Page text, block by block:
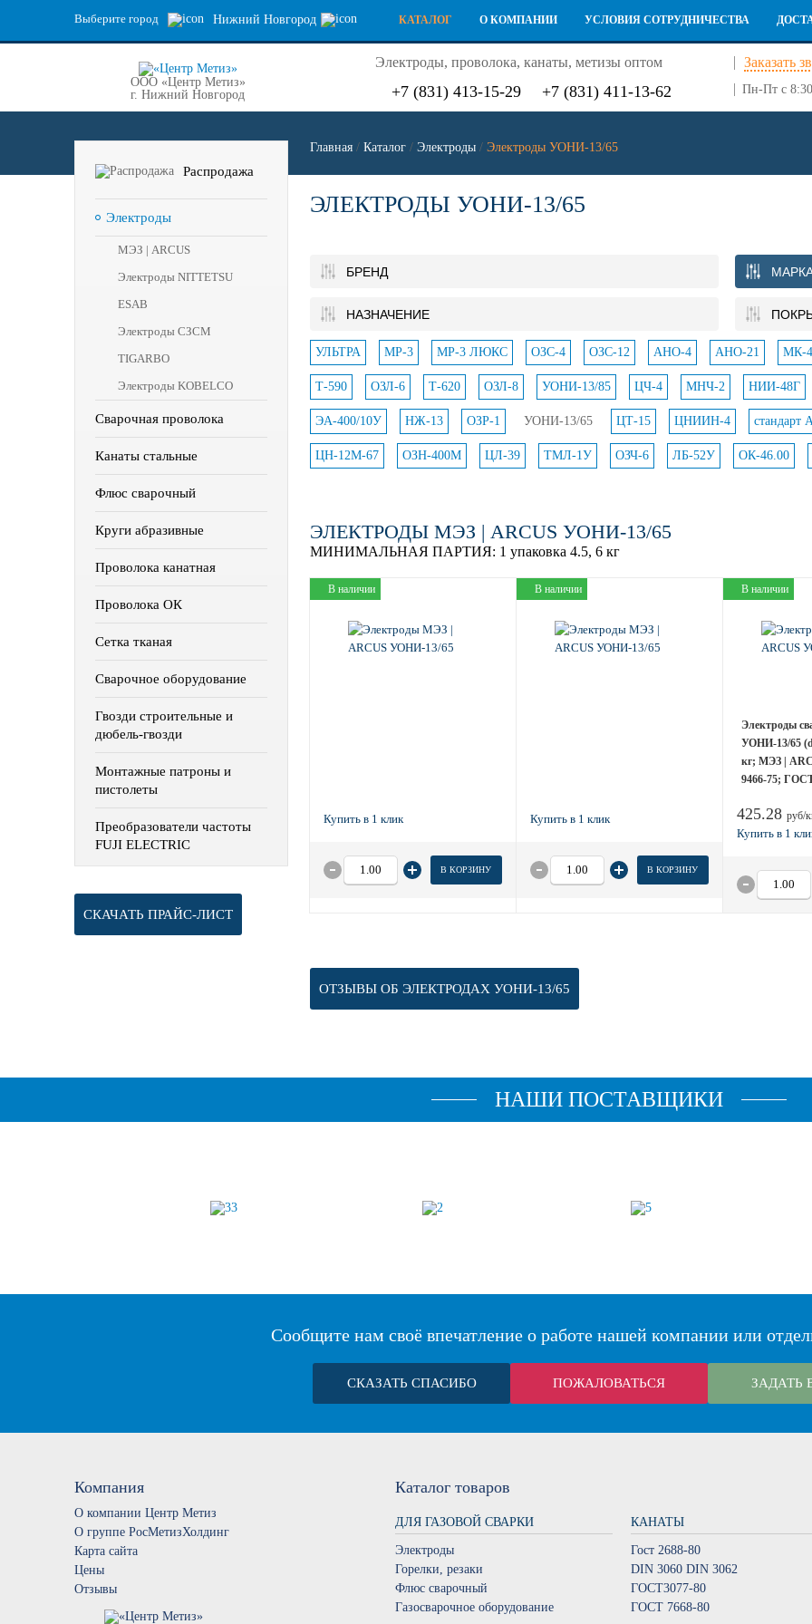
Выберите город Нижний Новгород КАТАЛОГ О КОМПАНИИ УСЛОВИЯ СОТРУДНИЧЕСТВА
ООО «Центр Метиз»
г. Нижний Новгород
Электроды, проволока, канаты, метизы оптом Заказать
+7 (831) 413-15-29 +7 (831) 411-13-62 Пн-Пт с
Распродажа
Электроды
МЭЗ | ARCUS
Электроды NITTETSU
ESAB
Электроды СЗСМ
TIGARBO
Электроды KOBELCO
Сварочная проволока
Канаты стальные
Флюс сварочный
Круги абразивные
Проволока канатная
Проволока ОК
Сетка тканая
Сварочное оборудование
Гвозди строительные и
дюбель-гвозди
Монтажные патроны и
пистолеты
Преобразователи частоты
FUJI ELECTRIC
СКАЧАТЬ ПРАЙС-ЛИСТ
Главная / Каталог / Электроды / Электроды УОНИ-13/65
ЭЛЕКТРОДЫ УОНИ-13/65
БРЕНД
НАЗНАЧЕНИЕ
УЛЬТРА МР-3 МР-3 ЛЮКС ОЗС-4 ОЗС-12 АНО-4 АНО-21 МК-
Т-590 ОЗЛ-6 Т-620 ОЗЛ-8 УОНИ-13/85 ЦЧ-4 МНЧ-2 НИИ-48Г
ЭА-400/10У НЖ-13 ОЗР-1 УОНИ-13/65 ЦТ-15 ЦНИИН-4 стандарт
ЦН-12М-67 ОЗН-400М ЦЛ-39 ТМЛ-1У ОЗЧ-6 ЛБ-52У ОК-46.00
ЭЛЕКТРОДЫ МЭЗ | ARCUS УОНИ-13/65
МИНИМАЛЬНАЯ ПАРТИЯ: 1 упаковка 4.5, 6 кг
В наличии
В КОРЗИНУ
В наличии
В КОРЗИНУ
В наличии
Электроды
УОНИ-13/65
кг; МЭЗ |
9466-75;
425.28 руб/
ОТЗЫВЫ ОБ ЭЛЕКТРОДАХ УОНИ-13/65
НАШИ ПОСТАВЩИКИ
Сообщите нам своё впечатление о работе нашей компании или
СКАЗАТЬ СПАСИБО ПОЖАЛОВАТЬСЯ ЗАДАТЬ
Компания
О компании Центр Метиз
О группе РосМетизХолдинг
Карта сайта
Цены
Отзывы
Каталог товаров
ДЛЯ ГАЗОВОЙ СВАРКИ
Электроды
Горелки, резаки
Флюс сварочный
Газосварочное оборудование
КАНАТЫ
Гост 2688-80
DIN 3060 DIN 3062
ГОСТ3077-80
ГОСТ 7668-80